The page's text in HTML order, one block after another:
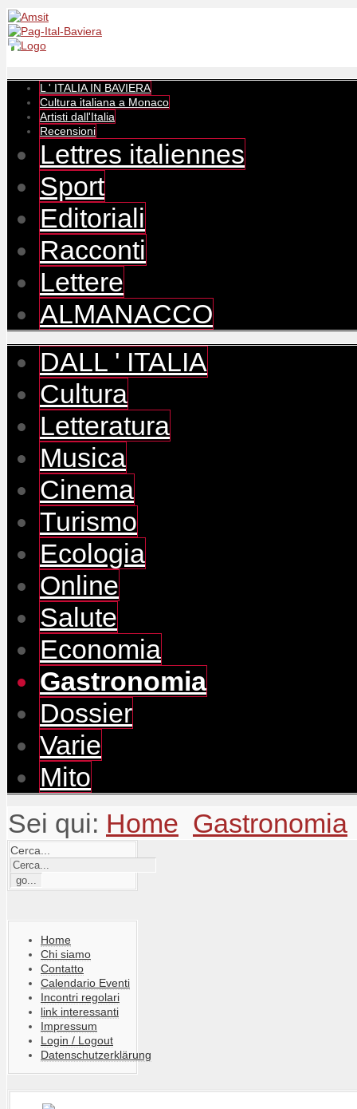
L ' ITALIA IN BAVIERA
Cultura italiana a Monaco
Artisti dall'Italia
Recensioni
Lettres italiennes
Sport
Editoriali
Racconti
Lettere
ALMANACCO
DALL ' ITALIA
Cultura
Letteratura
Musica
Cinema
Turismo
Ecologia
Online
Salute
Economia
Gastronomia
Dossier
Varie
Mito
Sei qui: Home Gastronomia
Cerca...
Home
Chi siamo
Contatto
Calendario Eventi
Incontri regolari
link interessanti
Impressum
Login / Logout
Datenschutzerklärung